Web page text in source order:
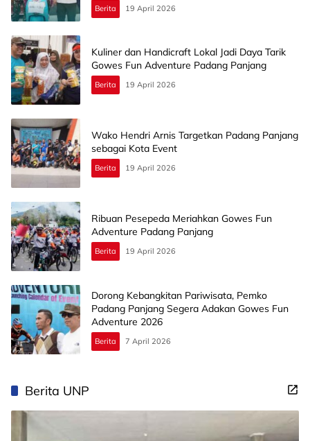
Berita 19 April 2026
Kuliner dan Handicraft Lokal Jadi Daya Tarik
Gowes Fun Adventure Padang Panjang
Berita 19 April 2026
Wako Hendri Arnis Targetkan Padang Panjang
sebagai Kota Event
Berita 19 April 2026
Ribuan Pesepeda Meriahkan Gowes Fun
Adventure Padang Panjang
Berita 19 April 2026
Dorong Kebangkitan Pariwisata, Pemko
Padang Panjang Segera Adakan Gowes Fun
Adventure 2026
Berita 7 April 2026
Berita UNP